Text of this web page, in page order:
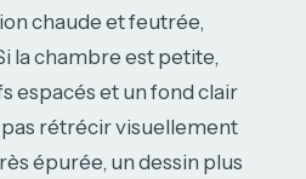
chaude et feutrée,
la chambre est petite,
espacés et un fond clair
rétrécir visuellement
épurée, un dessin plus